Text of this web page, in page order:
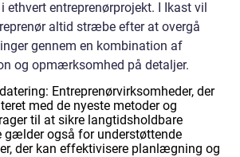
ethvert entreprenørprojekt. I Ikast vil
altid stræbe efter at overgå
gennem en kombination af
og opmærksomhed på detaljer.
Entreprenørvirksomheder, der
med de nyeste metoder og
til at sikre langtidsholdbare
gælder også for understøttende
der kan effektivisere planlægning og